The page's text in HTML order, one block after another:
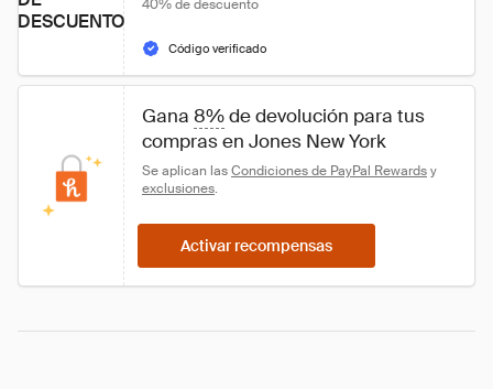
DESCUENTO
40% de descuento
Código verificado
Gana 8% de devolución para tus
compras en Jones New York
Se aplican las Condiciones de PayPal Rewards y
exclusiones.
Activar recompensas